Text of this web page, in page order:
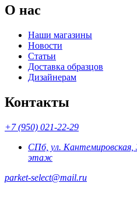
О нас
Наши магазины
Новости
Статьи
Доставка образцов
Дизайнерам
Контакты
+7 (950) 021-22-29
СПб, ул.
этаж
parket-select@mail.ru